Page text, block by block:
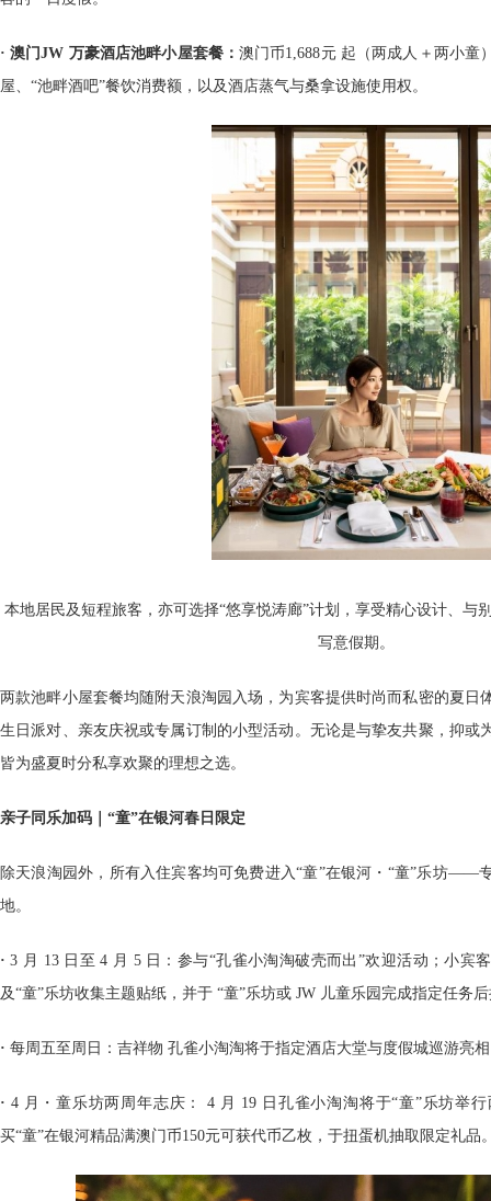
· 澳门JW 万豪酒店池畔小屋套餐：澳门币1,688元 起（两成人＋两小童
屋、“池畔酒吧”餐饮消费额，以及酒店蒸气与桑拿设施使用权。
本地居民及短程旅客，亦可选择“悠享悦涛廊”计划，享受精心设计、与
写意假期。
两款池畔小屋套餐均随附天浪淘园入场，为宾客提供时尚而私密的夏日
生日派对、亲友庆祝或专属订制的小型活动。无论是与挚友共聚，抑或
皆为盛夏时分私享欢聚的理想之选。
亲子同乐加码｜“童”在银河春日限定
除天浪淘园外，所有入住宾客均可免费进入“童”在银河・“童”乐坊——
地。
·3 月 13 日至 4 月 5 日：参与“孔雀小淘淘破壳而出”欢迎活动；小宾
及“童”乐坊收集主题贴纸，并于 “童”乐坊或 JW 儿童乐园完成指定任务
· 每周五至周日：吉祥物 孔雀小淘淘将于指定酒店大堂与度假城巡游亮
· 4 月・童乐坊两周年志庆： 4 月 19 日孔雀小淘淘将于“童”乐坊举
买“童”在银河精品满澳门币150元可获代币乙枚，于扭蛋机抽取限定礼品